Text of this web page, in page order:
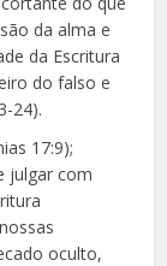
da alma e
da Escritura
do falso e
24).
17:9);
julgar com
oculto,